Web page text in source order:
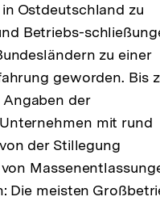
Ostdeutschland zu
Betriebs-
zu einer
geworden. Bis
der
mit rund
der Stillegung
Die meisten